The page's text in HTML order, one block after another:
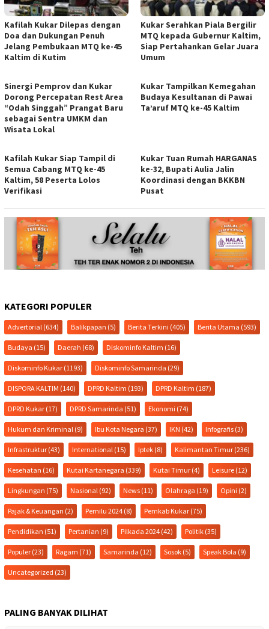
Kafilah Kukar Dilepas dengan
Doa dan Dukungan Penuh
Jelang Pembukaan MTQ ke-45
Kaltim di Kutim
Kukar Serahkan Piala Bergilir
MTQ kepada Gubernur Kaltim,
Siap Pertahankan Gelar Juara
Umum
Sinergi Pemprov dan Kukar
Dorong Percepatan Rest Area
“Odah Singgah” Prangat Baru
sebagai Sentra UMKM dan
Wisata Lokal
Kukar Tampilkan Kemegahan
Budaya Kesultanan di Pawai
Ta’aruf MTQ ke-45 Kaltim
Kafilah Kukar Siap Tampil di
Semua Cabang MTQ ke-45
Kaltim, 58 Peserta Lolos
Verifikasi
Kukar Tuan Rumah HARGANAS
ke-32, Bupati Aulia Jalin
Koordinasi dengan BKKBN
Pusat
KATEGORI POPULER
Advertorial (634) Balikpapan (5) Berita Terkini (405) Berita Utama (593)
Budaya (15) Daerah (68) Diskominfo Kaltim (16)
Diskominfo Kukar (1193) Diskominfo Samarinda (29)
DISPORA KALTIM (140) DPRD Kaltim (193) DPRD Kaltim (187)
DPRD Kukar (17) DPRD Samarinda (51) Ekonomi (74)
Hukum dan Kriminal (9) Ibu Kota Negara (37) IKN (42) Infografis (3)
Infrastruktur (43) International (15) Iptek (8) Kalimantan Timur (236)
Kesehatan (16) Kutai Kartanegara (339) Kutai Timur (4) Leisure (12)
Lingkungan (75) Nasional (92) News (11) Olahraga (19) Opini (2)
Pajak & Keuangan (2) Pemilu 2024 (8) Pemkab Kukar (75)
Pendidikan (51) Pertanian (9) Pilkada 2024 (42) Politik (35)
Populer (23) Ragam (71) Samarinda (12) Sosok (5) Speak Bola (9)
Uncategorized (23)
PALING BANYAK DILIHAT